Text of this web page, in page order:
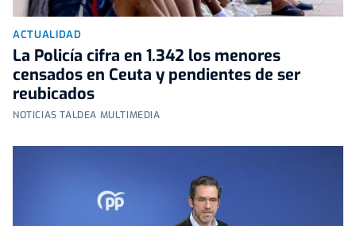
ACTUALIDAD
La Policía cifra en 1.342 los menores
censados en Ceuta y pendientes de ser
reubicados
NOTICIAS TALDEA MULTIMEDIA